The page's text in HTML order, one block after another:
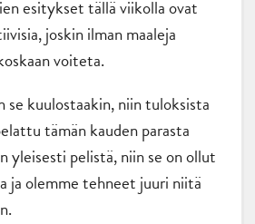
esitykset tällä viikolla ovat
joskin ilman maaleja
voiteta.
kuulostaakin, niin tuloksista
tämän kauden parasta
yleisesti pelistä, niin se on ollut
ja olemme tehneet juuri niitä